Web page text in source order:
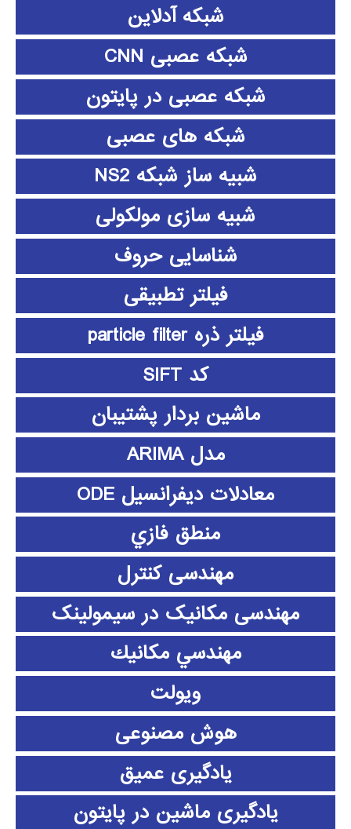
شبکه آدلاین
شبکه عصبی CNN
شبکه عصبی در پایتون
شبکه های عصبی
شبیه ساز شبکه NS2
شبیه سازی مولکولی
شناسایی حروف
فیلتر تطبیقی
فیلتر ذره particle filter
کد SIFT
ماشین بردار پشتیبان
مدل ARIMA
معادلات دیفرانسیل ODE
منطق فازي
مهندسی کنترل
مهندسی مکانیک در سیمولینک
مهندسي مكانيك
ویولت
هوش مصنوعی
یادگیری عمیق
یادگیری ماشین در پایتون